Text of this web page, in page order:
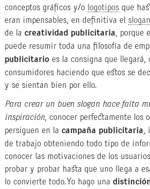
conceptos gráficos y/o logotiposque
eran impensables, en definitiva el slogan
de la creatividad publicitaria, porque
puede resumir toda una filosofía de
publicitarioes la consigna que llegará,
consumidores haciendo que estos se
y se sientan bien por ello.
Para crear un buen slogan hace falta
inspiración, conocer perfectamente los
persiguen en la campaña publicitaria,
de trabajo obteniendo todo tipo de
conocer las motivaciones de los
probar y probar hasta que uno llega a
lo convierte todo.Yo hago una